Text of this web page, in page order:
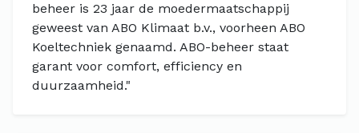
beheer is 23 jaar de moedermaatschappij
geweest van ABO Klimaat b.v., voorheen ABO
Koeltechniek genaamd. ABO-beheer staat
garant voor comfort, efficiency en
duurzaamheid."